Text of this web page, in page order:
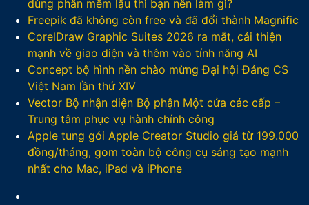
dùng phần mềm lậu thì bạn nên làm gì?
Freepik đã không còn free và đã đổi thành Magnific
CorelDraw Graphic Suites 2026 ra mắt, cải thiện
mạnh về giao diện và thêm vào tính năng AI
Concept bộ hình nền chào mừng Đại hội Đảng CS
Việt Nam lần thứ XIV
Vector Bộ nhận diện Bộ phận Một cửa các cấp –
Trung tâm phục vụ hành chính công
Apple tung gói Apple Creator Studio giá từ 199.000
đồng/tháng, gom toàn bộ công cụ sáng tạo mạnh
nhất cho Mac, iPad và iPhone